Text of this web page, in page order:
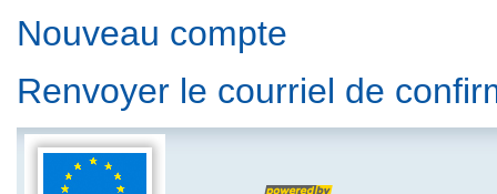
Nouveau compte
Renvoyer le courriel de